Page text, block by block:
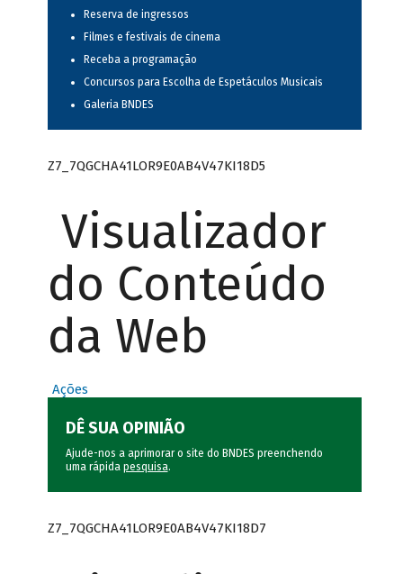
Reserva de ingressos
Filmes e festivais de cinema
Receba a programação
Concursos para Escolha de Espetáculos Musicais
Galeria BNDES
Z7_7QGCHA41LOR9E0AB4V47KI18D5
Visualizador
do Conteúdo
da Web
Ações
DÊ SUA OPINIÃO
Ajude-nos a aprimorar o site do BNDES preenchendo
uma rápida pesquisa.
Z7_7QGCHA41LOR9E0AB4V47KI18D7